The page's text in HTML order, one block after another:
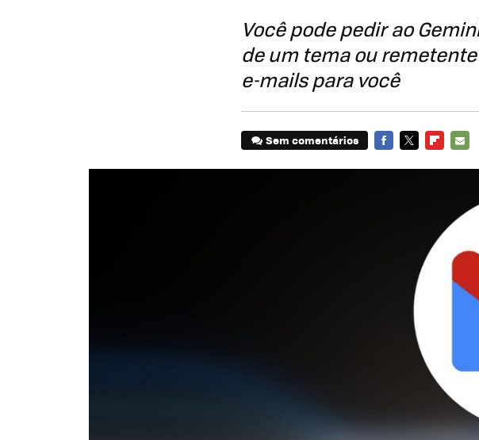
Você pode pedir ao
de um tema ou
e-mails para você
Sem comentários